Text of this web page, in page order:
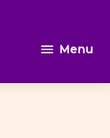
Menu